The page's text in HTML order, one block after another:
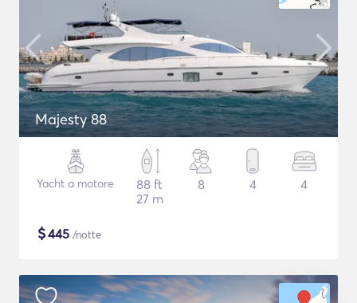
Majesty 88
Yacht a motore
88 ft
27 m
8 4 4
$445 /notte